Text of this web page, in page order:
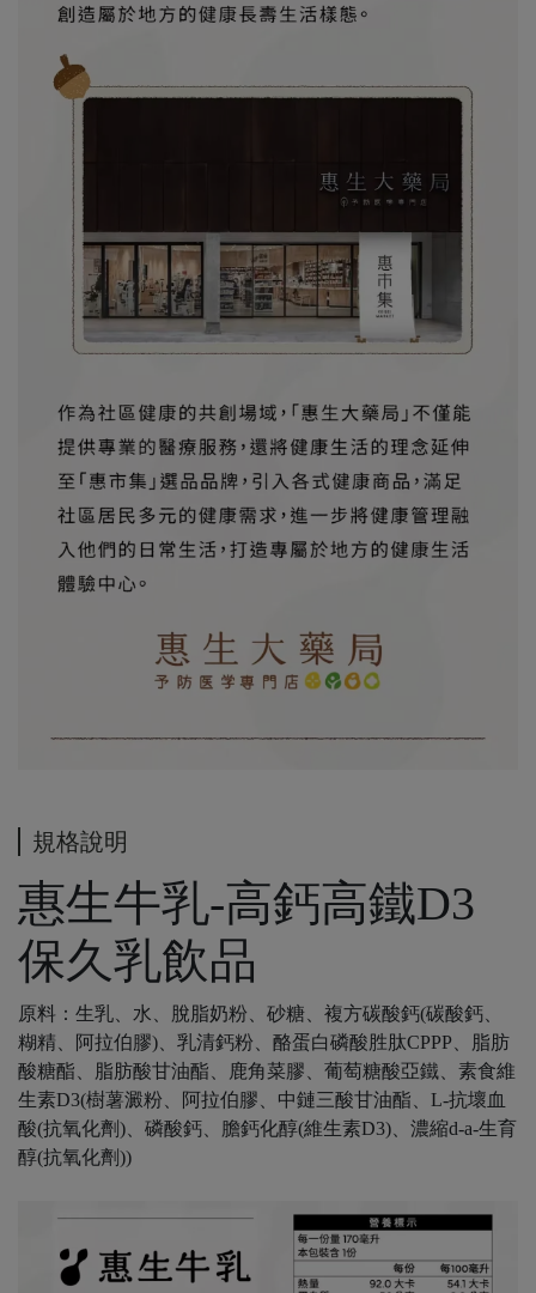
規格說明
惠生牛乳-高鈣高鐵D3
保久乳飲品
原料：生乳、水、脫脂奶粉、砂糖、複方碳酸鈣(碳酸鈣、
糊精、阿拉伯膠)、乳清鈣粉、酪蛋白磷酸胜肽CPPP、脂肪
酸糖酯、脂肪酸甘油酯、鹿角菜膠、葡萄糖酸亞鐵、素食維
生素D3(樹薯澱粉、阿拉伯膠、中鏈三酸甘油酯、L-抗壞血
酸(抗氧化劑)、磷酸鈣、膽鈣化醇(維生素D3)、濃縮d-a-生育
醇(抗氧化劑))